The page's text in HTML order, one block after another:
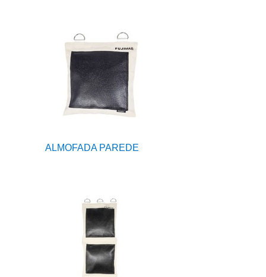
ALMOFADA PAREDE